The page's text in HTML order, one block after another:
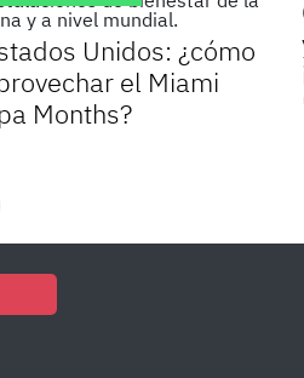
Unidos: ¿cómo
el Miami
Months?